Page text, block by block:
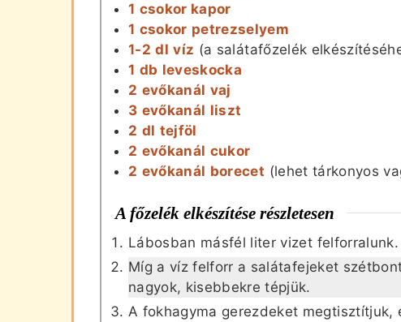
1 csokor kapor
1 csokor petrezselyem
1-2 dl víz (a salátafőzelék
1 db leveskocka
2 evőkanál vaj
3 evőkanál liszt
2 dl tejföl
2 evőkanál cukor
2 evőkanál borecet (lehet tárkonyos
A főzelék elkészítése részletesen
Lábosban másfél liter vizet felforralunk.
Míg a víz felforr a salátafejeket
nagyok, kisebbekre tépjük.
A fokhagyma gerezdeket megtisztítjuk,